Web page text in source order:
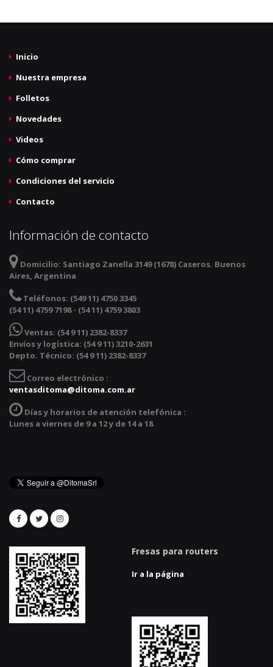
Inicio
Nuestra empresa
Folletos
Novedades
Videos
Cómo comprar
Condiciones del servicio
Contacto
Información de contacto
Domicilio: Santiago Zanella 3149 (1678) Caseros. Buenos
Aires, Argentina
Teléfonos: (549 11) 4750 3345
(54 11) 4759 7198 - (54 11) 4759 3803
Ventas: (54 9 11) 2382-8337
Envíos y logística: (54 9 11) 3210-2631
Depto. Técnico: (54 9 11) 2382-8337
Correo electrónico :
ventasditoma@ditoma.com.ar
Días y horarios de atención telefónica :
Lunes a viernes de 9 a 12 y de 14 a 18
Fresas para routers
Ir a la página